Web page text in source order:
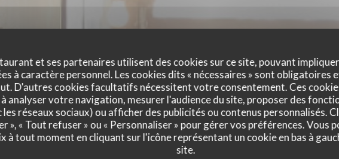
et ses partenaires utilisent des cookies sur ce site, pouvant
à caractère personnel. Les cookies dits « nécessaires » sont obligatoires
D'autres cookies facultatifs nécessitent votre consentement. Ces
analyser votre navigation, mesurer l'audience du site, proposer des
les réseaux sociaux) ou afficher des publicités ou contenus personnalisés.
», « Tout refuser » ou « Personnaliser » pour gérer vos préférences. Vous
à tout moment en cliquant sur l'icône représentant un cookie en bas à
site.
Heureux